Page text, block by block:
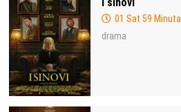
01 Sat 59 Minuta
drama